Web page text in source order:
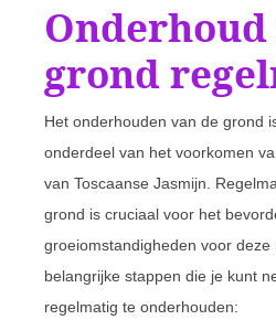
Onderhoud
grond
Het onderhouden van de grond
onderdeel van het voorkomen
van Toscaanse Jasmijn.
grond is cruciaal voor het
groeiomstandigheden voor deze
belangrijke stappen die je kunt
regelmatig te onderhouden: